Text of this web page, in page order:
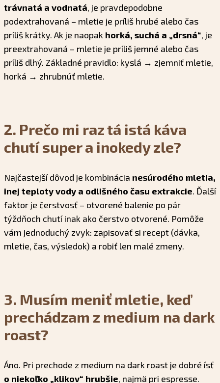
trávnatá a vodnatá, je pravdepodobne
podextrahovaná – mletie je príliš hrubé alebo čas
príliš krátky. Ak je naopak horká, suchá a „drsná“, je
preextrahovaná – mletie je príliš jemné alebo čas
príliš dlhý. Základné pravidlo: kyslá → zjemniť mletie,
horká → zhrubnúť mletie.
2. Prečo mi raz tá istá káva
chutí super a inokedy zle?
Najčastejší dôvod je kombinácia nesúrodého mletia,
inej teploty vody a odlišného času extrakcie. Ďalší
faktor je čerstvosť – otvorené balenie po pár
týždňoch chutí inak ako čerstvo otvorené. Pomôže
vám jednoduchý zvyk: zapisovať si recept (dávka,
mletie, čas, výsledok) a robiť len malé zmeny.
3. Musím meniť mletie, keď
prechádzam z medium na dark
roast?
Áno. Pri prechode z medium na dark roast je dobré ísť
o niekoľko „klikov“ hrubšie, najmä pri espresse.